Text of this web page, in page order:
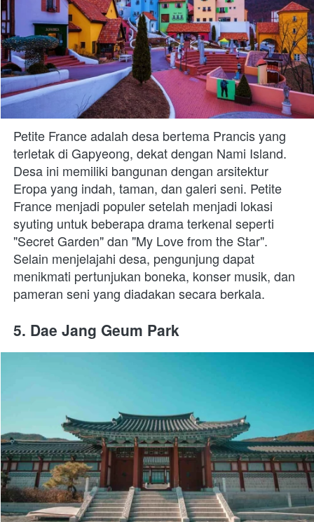
Petite France adalah desa bertema Prancis yang
terletak di Gapyeong, dekat dengan Nami Island.
Desa ini memiliki bangunan dengan arsitektur
Eropa yang indah, taman, dan galeri seni. Petite
France menjadi populer setelah menjadi lokasi
syuting untuk beberapa drama terkenal seperti
"Secret Garden" dan "My Love from the Star".
Selain menjelajahi desa, pengunjung dapat
menikmati pertunjukan boneka, konser musik, dan
pameran seni yang diadakan secara berkala.
5. Dae Jang Geum Park